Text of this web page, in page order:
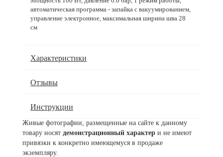
автоматическая программа - запайка с вакуумированием,
управление электронное, максимальная ширина шва 28
см
Характеристики
Отзывы
Инструкции
Живые фотографии, размещенные на сайте к данному
товару носят демонстрационный характер и не имеют
привязки к конкретно имеющемуся в продаже
экземпляру.